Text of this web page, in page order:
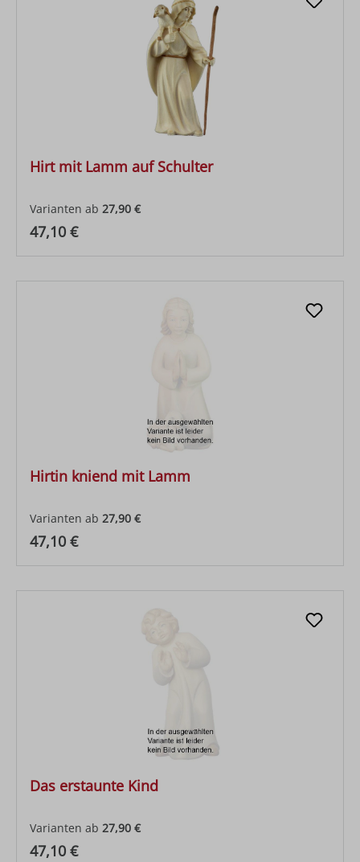
Hirt mit Lamm auf Schulter
Varianten ab 27,90 €
Regulärer Preis:
47,10 €
Hirtin kniend mit Lamm
Varianten ab 27,90 €
Regulärer Preis:
47,10 €
Das erstaunte Kind
Varianten ab 27,90 €
Regulärer Preis:
47,10 €